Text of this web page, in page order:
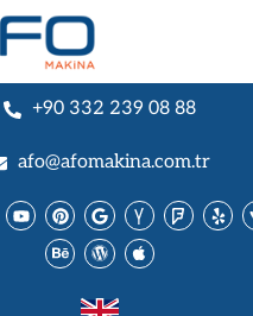
+90 332 239 08 88
afo@afomakina.com.tr